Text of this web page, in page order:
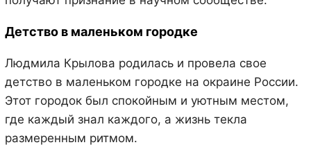
Детство в маленьком городке
Людмила Крылова родилась и провела свое
детство в маленьком городке на окраине России.
Этот городок был спокойным и уютным местом,
где каждый знал каждого, а жизнь текла
размеренным ритмом.